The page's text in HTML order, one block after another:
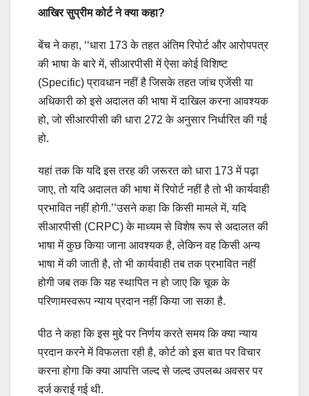
आखिर सुप्रीम कोर्ट ने क्या कहा?
बेंच ने कहा, ‘‘धारा 173 के तहत अंतिम रिपोर्ट और आरोपपत्र
की भाषा के बारे में, सीआरपीसी में ऐसा कोई विशिष्ट
(Specific) प्रावधान नहीं है जिसके तहत जांच एजेंसी या
अधिकारी को इसे अदालत की भाषा में दाखिल करना आवश्यक
हो, जो सीआरपीसी की धारा 272 के अनुसार निर्धारित की गई
हो.
यहां तक कि यदि इस तरह की जरूरत को धारा 173 में पढ़ा
जाए, तो यदि अदालत की भाषा में रिपोर्ट नहीं है तो भी कार्यवाही
प्रभावित नहीं होगी.’’उसने कहा कि किसी मामले में, यदि
सीआरपीसी (CRPC) के माध्यम से विशेष रूप से अदालत की
भाषा में कुछ किया जाना आवश्यक है, लेकिन वह किसी अन्य
भाषा में की जाती है, तो भी कार्यवाही तब तक प्रभावित नहीं
होगी जब तक कि यह स्थापित न हो जाए कि चूक के
परिणामस्वरूप न्याय प्रदान नहीं किया जा सका है.
पीठ ने कहा कि इस मुद्दे पर निर्णय करते समय कि क्या न्याय
प्रदान करने में विफलता रही है, कोर्ट को इस बात पर विचार
करना होगा कि क्या आपत्ति जल्द से जल्द उपलब्ध अवसर पर
दर्ज कराई गई थी.